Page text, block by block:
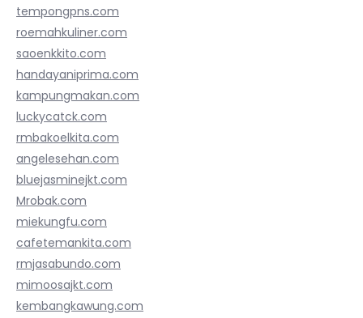
tempongpns.com
roemahkuliner.com
saoenkkito.com
handayaniprima.com
kampungmakan.com
luckycatck.com
rmbakoelkita.com
angelesehan.com
bluejasminejkt.com
Mrobak.com
miekungfu.com
cafetemankita.com
rmjasabundo.com
mimoosajkt.com
kembangkawung.com